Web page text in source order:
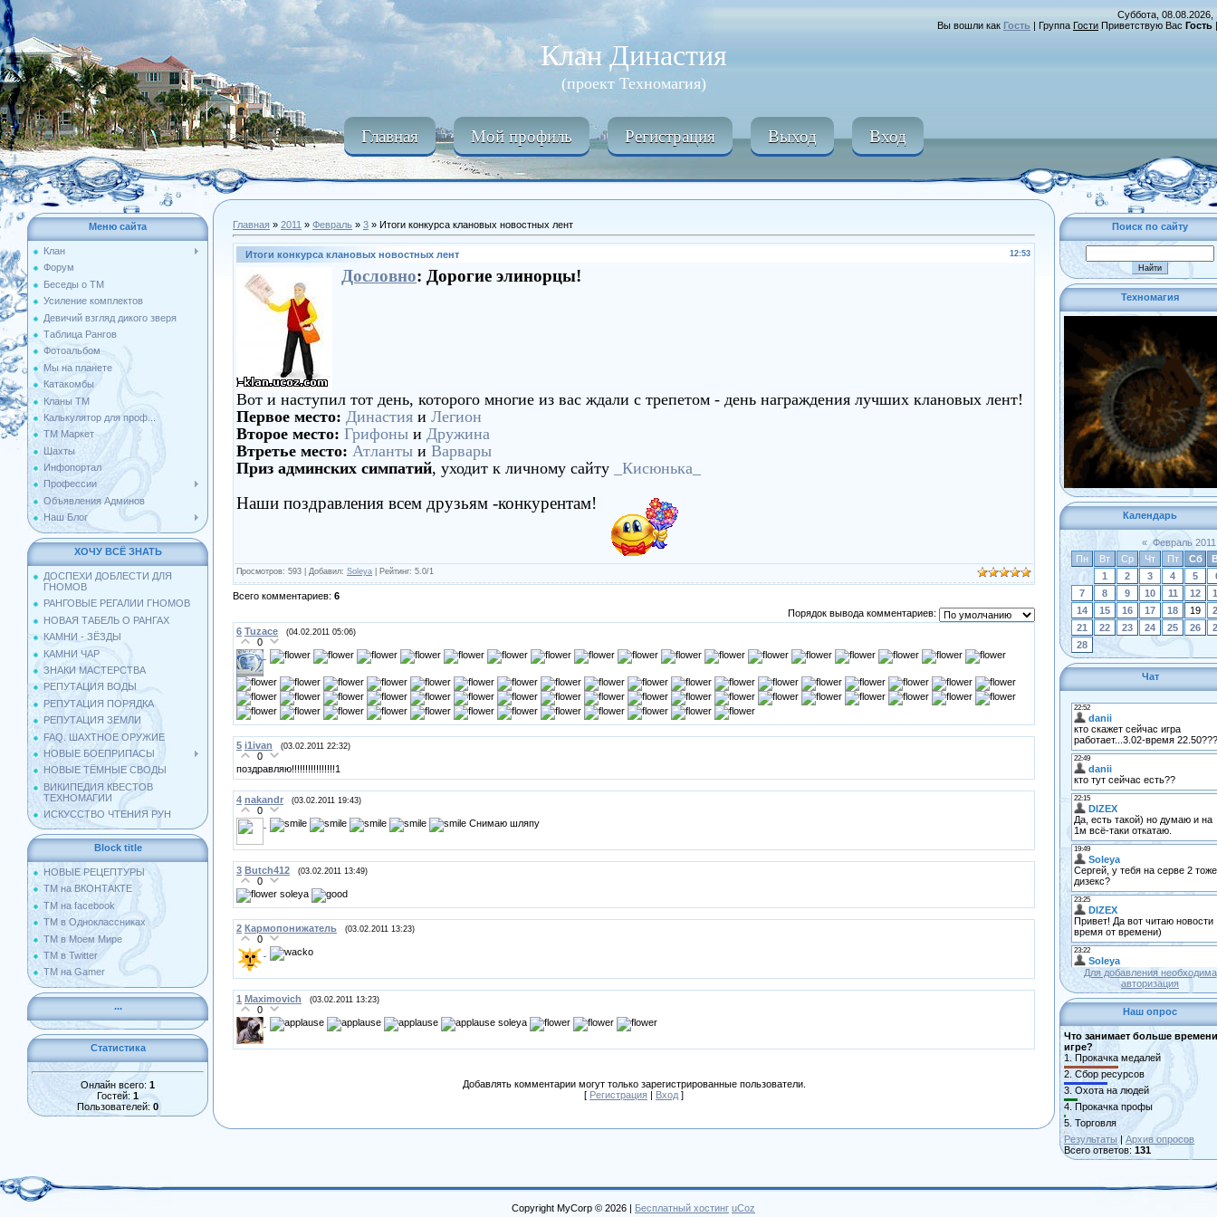
Суббота, 08.08.2026,
Вы вошли как Гость | Группа Гости Приветствую Вас Гость
Клан Династия
(проект Техномагия)
Главная Мой профиль Регистрация Выход Вход
Меню сайта
Клан
Форум
Беседы о ТМ
Усиление комплектов
Девичий взгляд дикого зверя
Таблица Рангов
Фотоальбом
Мы на планете
Катакомбы
Кланы ТМ
Калькулятор для проф...
ТМ Маркет
Шахты
Инфопортал
Профессии
Объявления Админов
Наш Блог
ХОЧУ ВСЁ ЗНАТЬ
ДОСПЕХИ ДОБЛЕСТИ ДЛЯ
ГНОМОВ
РАНГОВЫЕ РЕГАЛИИ ГНОМОВ
НОВАЯ ТАБЕЛЬ О РАНГАХ
КАМНИ - ЗЁЗДЫ
КАМНИ ЧАР
ЗНАКИ МАСТЕРСТВА
РЕПУТАЦИЯ ВОДЫ
РЕПУТАЦИЯ ПОРЯДКА
РЕПУТАЦИЯ ЗЕМЛИ
FAQ. ШАХТНОЕ ОРУЖИЕ
НОВЫЕ БОЕПРИПАСЫ
НОВЫЕ ТЁМНЫЕ СВОДЫ
ВИКИПЕДИЯ КВЕСТОВ
ТЕХНОМАГИИ
ИСКУССТВО ЧТЕНИЯ РУН
Block title
НОВЫЕ РЕЦЕПТУРЫ
ТМ на ВКОНТАКТЕ
ТМ на facebook
ТМ в Одноклассниках
ТМ в Моем Мире
ТМ в Twitter
ТМ на Gamer
...
Статистика
Онлайн всего: 1
Гостей: 1
Пользователей: 0
Главная » 2011 » Февраль » 3 » Итоги конкурса клановых новостных лент
12:53
Итоги конкурса клановых новостных лент
Дословно: Дорогие элинорцы!
Вот и наступил тот день, которого многие из вас ждали с трепетом - день награждения лучших клановых лент!
Первое место: Династия и Легион
Второе место: Грифоны и Дружина
Втретье место: Атланты и Варвары
Приз админских симпатий, уходит к личному сайту _Кисюнька_
Наши поздравления всем друзьям -конкурентам!
Просмотров: 593 | Добавил: Soleya Рейтинг: 5.0/1
Всего комментариев: 6
Порядок вывода комментариев:
6 Tuzace (04.02.2011 05:06)
0
5 i1ivan (03.02.2011 22:32)
0
поздравляю!!!!!!!!!!!!!!!!1
4 nakandr (03.02.2011 19:43)
0
Снимаю шляпу
3 Butch412 (03.02.2011 13:49)
0
soleya
2 Кармопонижатель (03.02.2011 13:23)
0
1 Maximovich (03.02.2011 13:23)
0
soleya
Добавлять комментарии могут только зарегистрированные пользователи.
[ Регистрация | Вход ]
Поиск по сайту
Техномагия
Календарь
« Февраль 2011
Пн
Вт Ср Чт Пт Сб
1
2 3 4 5
7
8 9 10 11 12
14
15 16 17 18 19
21
22 23 24 25 26
28
Чат
Для добавления необходима
авторизация
Наш опрос
Что занимает больше
игре?
1. Прокачка медалей
2. Сбор ресурсов
3. Охота на людей
4. Прокачка профы
5. Торговля
Результаты | Архив опросов
Всего ответов: 131
Copyright MyCorp © 2026 | Бесплатный хостинг uCoz